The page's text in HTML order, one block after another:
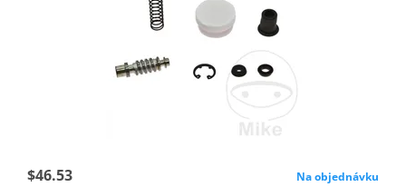
$46.53 Na objednávku